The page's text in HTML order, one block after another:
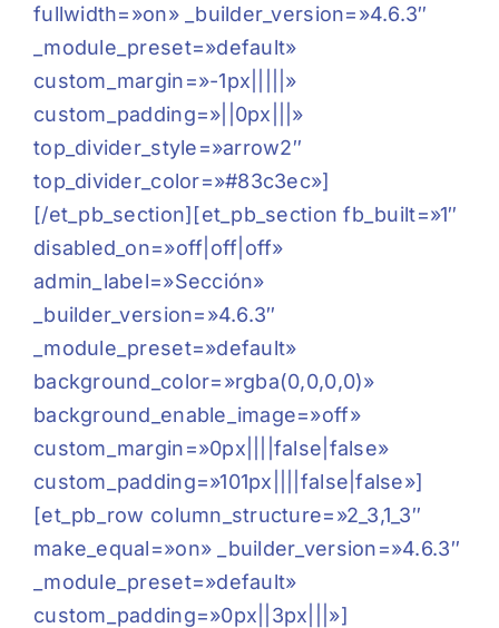
fullwidth=»on» _builder_version=»4.6.3″
_module_preset=»default»
custom_margin=»-1px|||||»
custom_padding=»||0px|||»
top_divider_style=»arrow2″
top_divider_color=»#83c3ec»]
[/et_pb_section][et_pb_section fb_built=»1″
disabled_on=»off|off|off»
admin_label=»Sección»
_builder_version=»4.6.3″
_module_preset=»default»
background_color=»rgba(0,0,0,0)»
background_enable_image=»off»
custom_margin=»0px||||false|false»
custom_padding=»101px||||false|false»]
[et_pb_row column_structure=»2_3,1_3″
make_equal=»on» _builder_version=»4.6.3″
_module_preset=»default»
custom_padding=»0px||3px|||»]